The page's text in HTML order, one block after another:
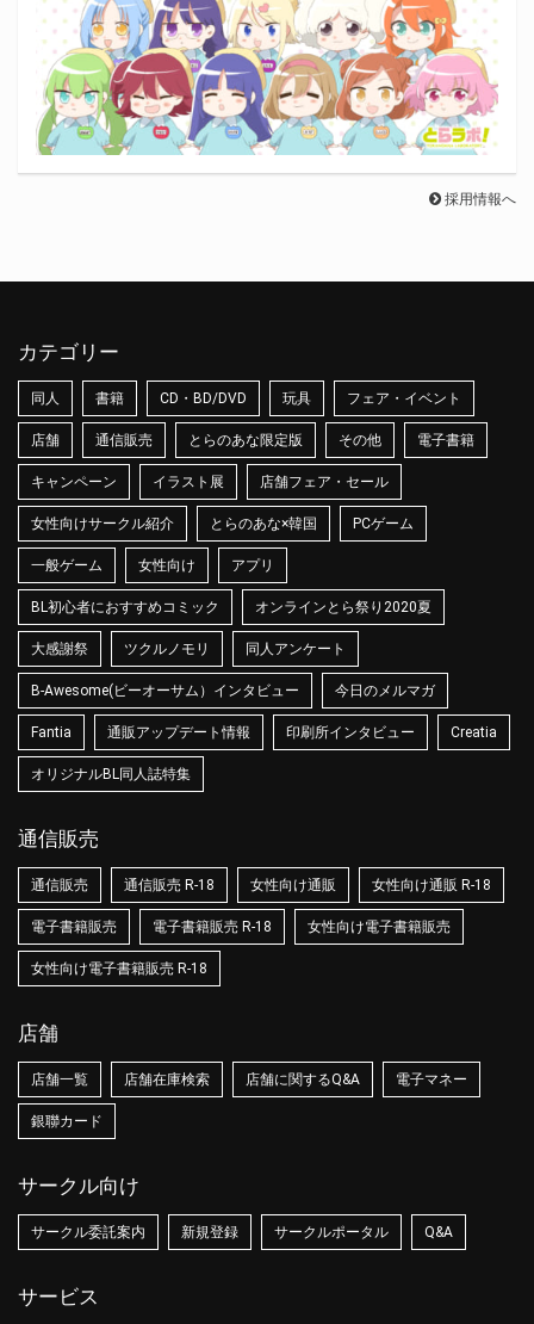
採用情報へ
カテゴリー
同人 書籍 CD・BD/DVD 玩具 フェア・イベント
店舗 通信販売 とらのあな限定版 その他 電子書籍
キャンペーン イラスト展 店舗フェア・セール
女性向けサークル紹介 とらのあな×韓国 PCゲーム
一般ゲーム 女性向け アプリ
BL初心者におすすめコミック オンラインとら祭り2020夏
大感謝祭 ツクルノモリ 同人アンケート
B-Awesome(ビーオーサム）インタビュー 今日のメルマガ
Fantia 通販アップデート情報 印刷所インタビュー Creatia
オリジナルBL同人誌特集
通信販売
通信販売 通信販売 R-18 女性向け通販 女性向け通販 R-18
電子書籍販売 電子書籍販売 R-18 女性向け電子書籍販売
女性向け電子書籍販売 R-18
店舗
店舗一覧 店舗在庫検索 店舗に関するQ&A 電子マネー
銀聯カード
サークル向け
サークル委託案内 新規登録 サークルポータル Q&A
サービス